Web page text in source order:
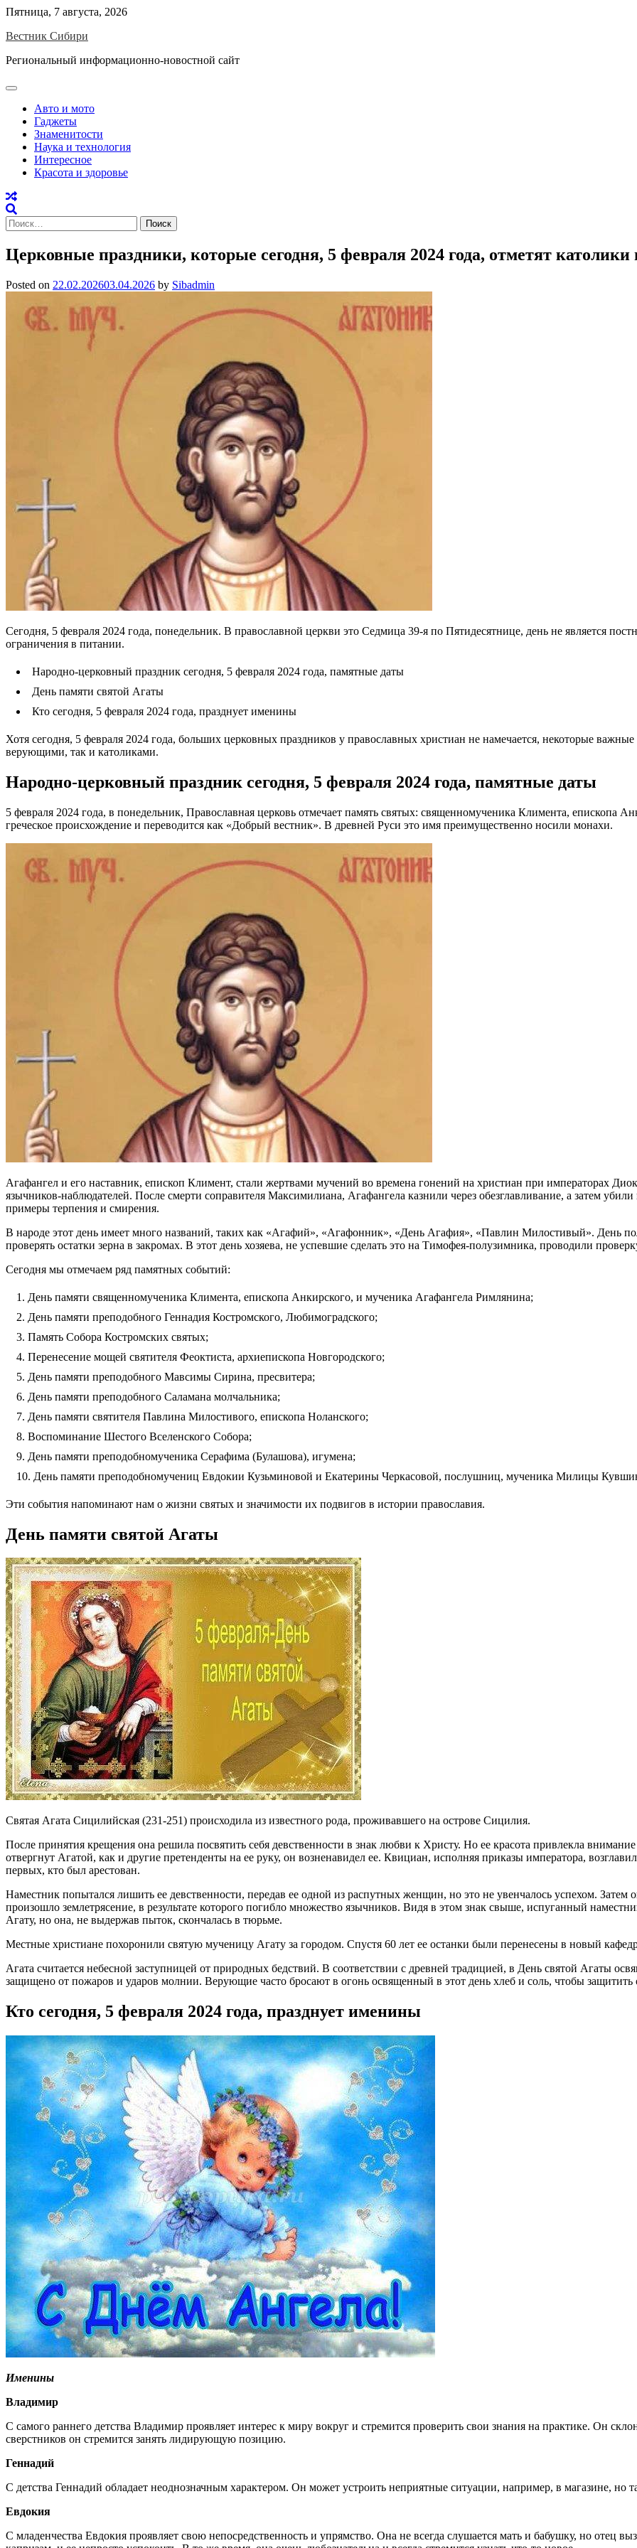
Skip
content
Пятница, 7 августа, 2026
Вестник Сибири
Региональный информационно-новостной сайт
Авто и мото
Гаджеты
Знаменитости
Наука и технология
Интересное
Красота и здоровье
Найти:
Церковные праздники, которые сегодня, 5 февраля 2024 года, отметят
Posted on 22.02.202603.04.2026 by Sibadmin
Сегодня, 5 февраля 2024 года, понедельник. В православной церкви это Седмица 39-я по Пятидесятнице, день не является
ограничения в питании.
Народно-церковный праздник сегодня, 5 февраля 2024 года, памятные даты
День памяти святой Агаты
Кто сегодня, 5 февраля 2024 года, празднует именины
Хотя сегодня, 5 февраля 2024 года, больших церковных праздников у православных христиан не намечается, некоторые
верующими, так и католиками.
Народно-церковный праздник сегодня, 5 февраля 2024 года, памятные даты
5 февраля 2024 года, в понедельник, Православная церковь отмечает память святых: священномученика Климента, епископа
греческое происхождение и переводится как «Добрый вестник». В древней Руси это имя преимущественно носили монахи.
Агафангел и его наставник, епископ Климент, стали жертвами мучений во времена гонений на христиан при императорах
язычников-наблюдателей. После смерти соправителя Максимилиана, Агафангела казнили через обезглавливание, а затем
примеры терпения и смирения.
В народе этот день имеет много названий, таких как «Агафий», «Агафонник», «День Агафия», «Павлин Милостивый». День
проверять остатки зерна в закромах. В этот день хозяева, не успевшие сделать это на Тимофея-полузимника, проводили
Сегодня мы отмечаем ряд памятных событий:
День памяти священномученика Климента, епископа Анкирского, и мученика Агафангела Римлянина;
День памяти преподобного Геннадия Костромского, Любимоградского;
Память Собора Костромских святых;
Перенесение мощей святителя Феоктиста, архиепископа Новгородского;
День памяти преподобного Мавсимы Сирина, пресвитера;
День памяти преподобного Саламана молчальника;
День памяти святителя Павлина Милостивого, епископа Ноланского;
Воспоминание Шестого Вселенского Собора;
День памяти преподобномученика Серафима (Булашова), игумена;
День памяти преподобномучениц Евдокии Кузьминовой и Екатерины Черкасовой, послушниц, мученика Милицы
Эти события напоминают нам о жизни святых и значимости их подвигов в истории православия.
День памяти святой Агаты
Святая Агата Сицилийская (231-251) происходила из известного рода, проживавшего на острове Сицилия.
После принятия крещения она решила посвятить себя девственности в знак любви к Христу. Но ее красота привлекла
отвергнут Агатой, как и другие претенденты на ее руку, он возненавидел ее. Квициан, исполняя приказы императора,
первых, кто был арестован.
Наместник попытался лишить ее девственности, передав ее одной из распутных женщин, но это не увенчалось успехом. Затем
произошло землетрясение, в результате которого погибло множество язычников. Видя в этом знак свыше, испуганный
Агату, но она, не выдержав пыток, скончалась в тюрьме.
Местные христиане похоронили святую мученицу Агату за городом. Спустя 60 лет ее останки были перенесены в новый
Агата считается небесной заступницей от природных бедствий. В соответствии с древней традицией, в День святой Агаты
защищено от пожаров и ударов молнии. Верующие часто бросают в огонь освященный в этот день хлеб и соль, чтобы защитить
Кто сегодня, 5 февраля 2024 года, празднует именины
Именины
Владимир
С самого раннего детства Владимир проявляет интерес к миру вокруг и стремится проверить свои знания на практике. Он
сверстников он стремится занять лидирующую позицию.
Геннадий
С детства Геннадий обладает неоднозначным характером. Он может устроить неприятные ситуации, например, в магазине,
Евдокия
С младенчества Евдокия проявляет свою непосредственность и упрямство. Она не всегда слушается мать и бабушку, но отец